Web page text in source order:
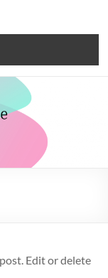
Edit or delete